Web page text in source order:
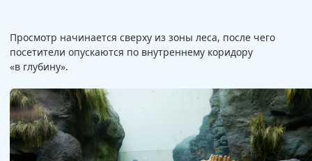
Просмотр начинается сверху из зоны леса, после чего
посетители опускаются по внутреннему коридору
«в глубину».